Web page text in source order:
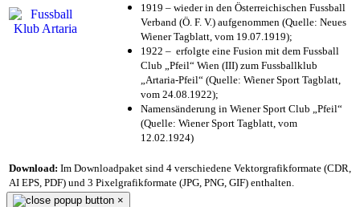
1919 – wieder in den Österreichischen Fussball
Verband (Ö. F. V.) aufgenommen (Quelle: Neues
Wiener Tagblatt, vom 19.07.1919);
1922 – erfolgte eine Fusion mit dem Fussball
Club „Pfeil“ Wien (III) zum Fussballklub
„Artaria-Pfeil“ (Quelle: Wiener Sport Tagblatt,
vom 24.08.1922);
Namensänderung in Wiener Sport Club „Pfeil“
(Quelle: Wiener Sport Tagblatt, vom
12.02.1924)
Download: Im Downloadpaket sind 4 verschiedene Vektorgrafikformate (CDR,
AI EPS, PDF) und 3 Pixelgrafikformate (JPG, PNG, GIF) enthalten.
×